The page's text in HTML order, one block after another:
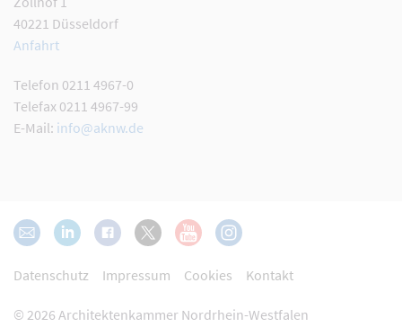
40221 Düsseldorf
Anfahrt
Telefon 0211 4967-0
Telefax 0211 4967-99
E-Mail: info@aknw.de
Datenschutz Impressum Cookies Kontakt
© 2026 Architektenkammer Nordrhein-Westfalen